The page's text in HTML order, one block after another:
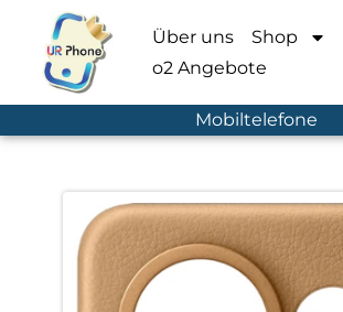
Über uns Shop
o2 Angebote
Mobiltelefone